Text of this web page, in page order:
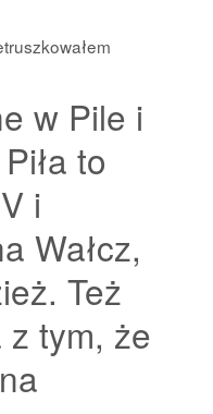
w Pile i
to
i
Wałcz,
Też
z tym, że